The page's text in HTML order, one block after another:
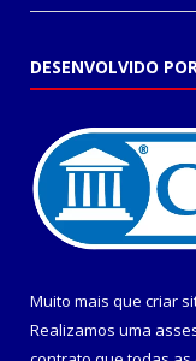
DESENVOLVIDO
Muito mais que criar
Realizamos uma